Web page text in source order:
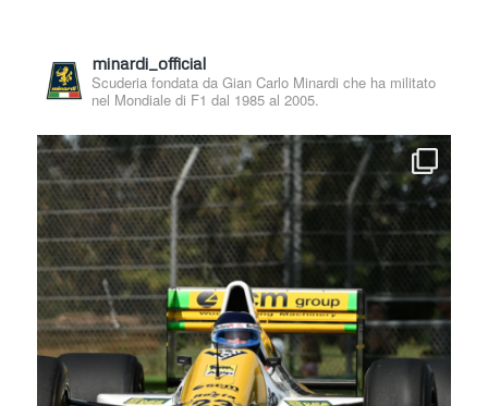
minardi_official
Scuderia fondata da Gian Carlo Minardi che ha militato
nel Mondiale di F1 dal 1985 al 2005.